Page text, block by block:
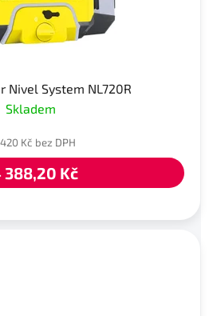
Nivel System NL720R
Skladem
Kč bez DPH
388,20 Kč